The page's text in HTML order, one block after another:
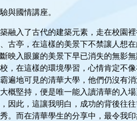
與國情講座。
融入了古代的建築元素，走在校園
古亭，在這樣的美景下不禁讓人想
映入眼簾的美景下早已消失的無影
，在這樣的環境學習，心情肯定不
遍地可見的清華大學，他們仍沒有
概堅持，便是唯一能入讀清華的入
因此，這讓我明白，成功的背後往
。而在清華學生的分享中，最令我